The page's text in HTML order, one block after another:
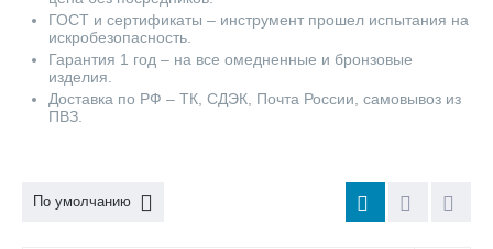
ГОСТ и сертификаты – инструмент прошел испытания на
искробезопасность.
Гарантия 1 год – на все омедненные и бронзовые
изделия.
Доставка по РФ – ТК, СДЭК, Почта России, самовывоз из
ПВЗ.
По умолчанию